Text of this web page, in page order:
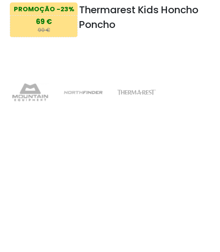
PROMOÇÃO -23%
69 €
90 €
Thermarest Kids Honcho
Poncho